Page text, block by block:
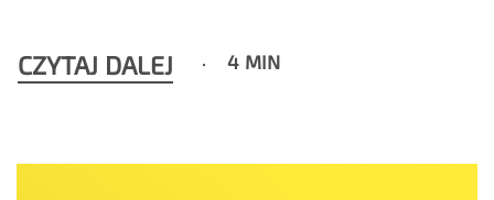
CZYTAJ DALEJ 4 MIN